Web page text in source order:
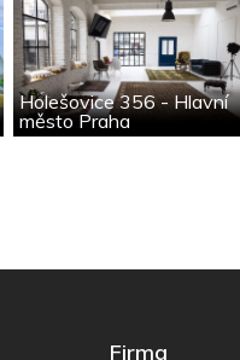
Holešovice 356 - Hlavní
město Praha
Firma